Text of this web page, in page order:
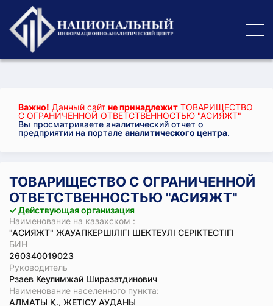
Важно! Данный сайт не принадлежит ТОВАРИЩЕСТВО
С ОГРАНИЧЕННОЙ ОТВЕТСТВЕННОСТЬЮ "АСИЯЖТ"
Вы просматриваете аналитический отчет о
предприятии на портале аналитического центра.
ТОВАРИЩЕСТВО С ОГРАНИЧЕННОЙ
ОТВЕТСТВЕННОСТЬЮ "АСИЯЖТ"
✓ Действующая организация
Наименование на казахском :
"АСИЯЖТ" ЖАУАПКЕРШІЛІГІ ШЕКТЕУЛІ СЕРІКТЕСТІГІ
БИН
260340019023
Руководитель
Рзаев Кеулимжай Ширазатдинович
Наименование населенного пункта:
АЛМАТЫ Қ., ЖЕТІСУ АУДАНЫ